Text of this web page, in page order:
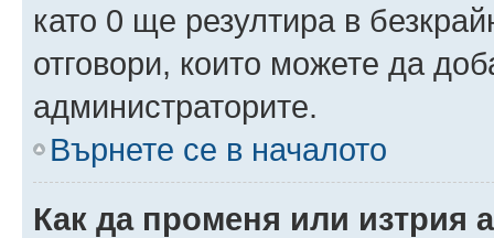
като 0 ще резултира в
отговори, които можете да
администраторите.
Върнете се в началото
Как да променя или изтрия